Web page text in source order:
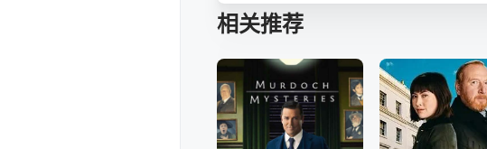
相关推荐